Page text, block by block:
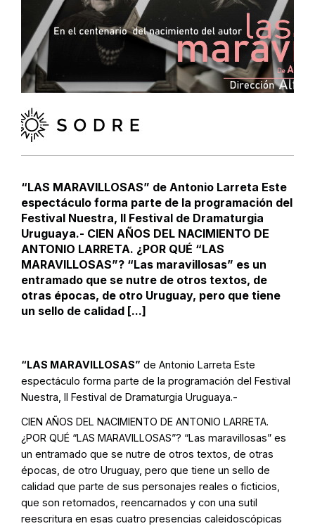
“LAS MARAVILLOSAS” de Antonio Larreta Este
espectáculo forma parte de la programación del
Festival Nuestra, II Festival de Dramaturgia
Uruguaya.- CIEN AÑOS DEL NACIMIENTO DE
ANTONIO LARRETA. ¿POR QUÉ “LAS
MARAVILLOSAS”? “Las maravillosas” es un
entramado que se nutre de otros textos, de
otras épocas, de otro Uruguay, pero que tiene
un sello de calidad [...]
“LAS MARAVILLOSAS” de Antonio Larreta Este
espectáculo forma parte de la programación del Festival
Nuestra, II Festival de Dramaturgia Uruguaya.-
CIEN AÑOS DEL NACIMIENTO DE ANTONIO LARRETA.
¿POR QUÉ “LAS MARAVILLOSAS”? “Las maravillosas” es
un entramado que se nutre de otros textos, de otras
épocas, de otro Uruguay, pero que tiene un sello de
calidad que parte de sus personajes reales o ficticios,
que son retomados, reencarnados y con una sutil
reescritura en esas cuatro presencias caleidoscópicas